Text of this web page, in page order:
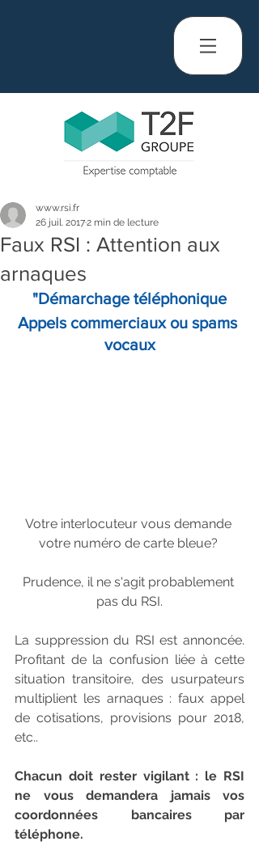
Faux RSI : Attention aux
arnaques
www.rsi.fr
26 juil. 20172 min de lecture
"Démarchage téléphonique
Appels commerciaux ou spams
vocaux
Votre interlocuteur vous demande
votre numéro de carte bleue?
Prudence, il ne s'agit probablement
pas du RSI.
La suppression du RSI est annoncée.
Profitant de la confusion liée à cette
situation transitoire, des usurpateurs
multiplient les arnaques : faux appel
de cotisations, provisions pour 2018,
etc..
Chacun doit rester vigilant : le RSI
ne vous demandera jamais vos
coordonnées bancaires par
téléphone.